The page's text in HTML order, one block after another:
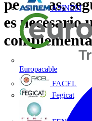
ASINEM
Europacable
FACEL
Fegicat
personas,
es necesario